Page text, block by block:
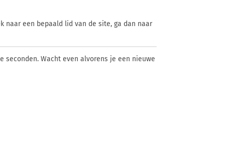
naar een bepaald lid van de site, ga dan naar
seconden. Wacht even alvorens je een nieuwe